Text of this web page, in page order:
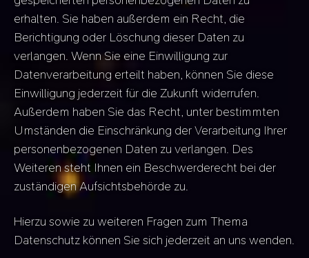
erhalten. Sie haben außerdem ein Recht, die
Berichtigung oder Löschung dieser Daten zu
verlangen. Wenn Sie eine Einwilligung zur
Datenverarbeitung erteilt haben, können Sie diese
Einwilligung jederzeit für die Zukunft widerrufen.
Außerdem haben Sie das Recht, unter bestimmten
Umständen die Einschränkung der Verarbeitung Ihrer
personenbezogenen Daten zu verlangen. Des
Weiteren steht Ihnen ein Beschwerderecht bei der
zuständigen Aufsichtsbehörde zu.
Hierzu sowie zu weiteren Fragen zum Thema
Datenschutz können Sie sich jederzeit an uns wenden.